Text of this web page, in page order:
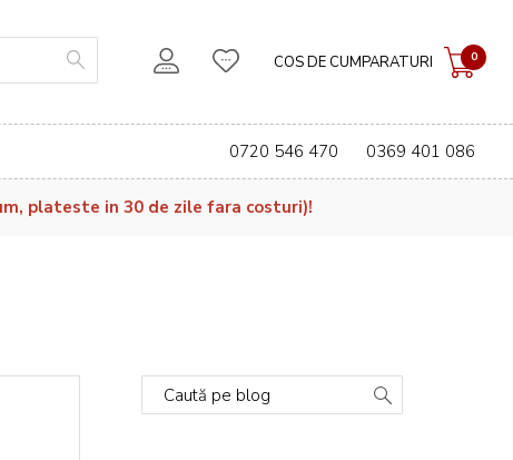
COS DE CUMPARATURI 0
0720 546 470 0369 401 086
plateste in 30 de zile fara costuri)!
Caută pe blog